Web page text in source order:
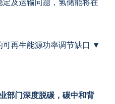
及运输问题，氢储能将在
可再生能源功率调节缺口 ▼
部门深度脱碳，碳中和背